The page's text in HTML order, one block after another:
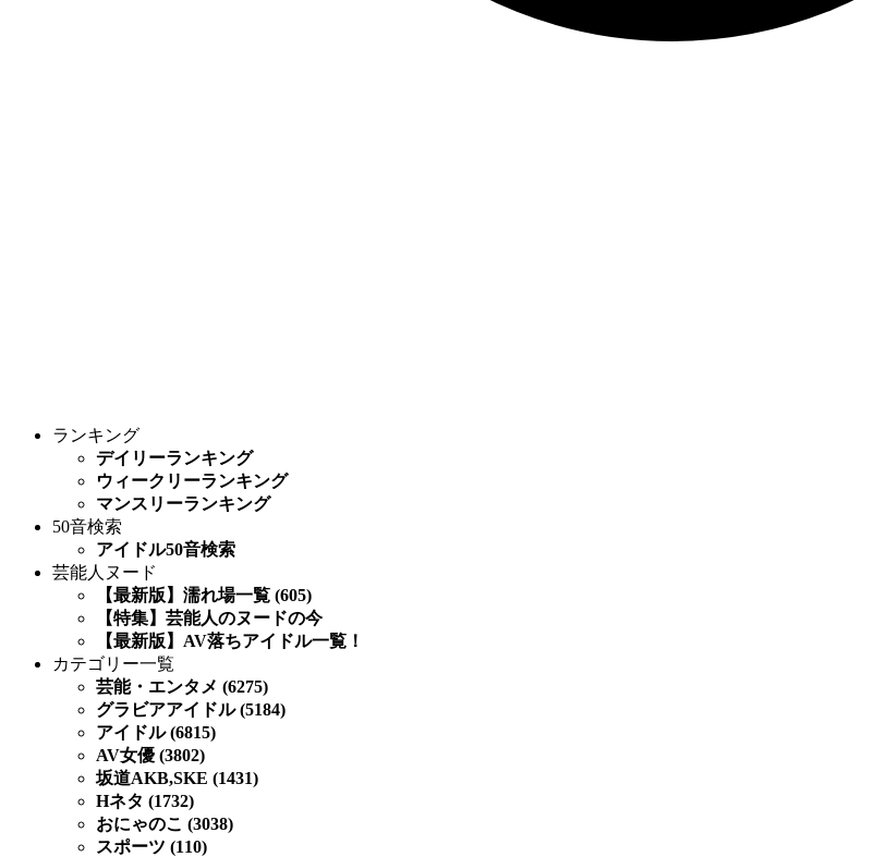
ランキング
デイリーランキング
ウィークリーランキング
マンスリーランキング
50音検索
アイドル50音検索
芸能人ヌード
【最新版】濡れ場一覧 (605)
【特集】芸能人のヌードの今
【最新版】AV落ちアイドル一覧！
カテゴリー一覧
芸能・エンタメ (6275)
グラビアアイドル (5184)
アイドル (6815)
AV女優 (3802)
坂道AKB,SKE (1431)
Hネタ (1732)
おにゃのこ (3038)
スポーツ (110)